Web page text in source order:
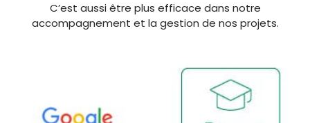
C’est aussi être plus efficace dans notre
accompagnement et la gestion de nos projets.